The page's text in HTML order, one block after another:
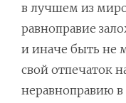
в лучшем из
равноправие
и иначе быть не
свой отпечаток
неравноправию